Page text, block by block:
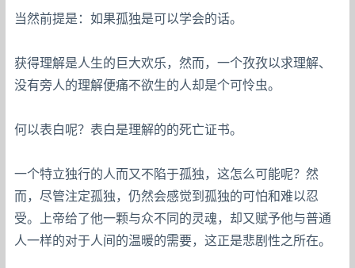
当然前提是：如果孤独是可以学会的话。
获得理解是人生的巨大欢乐，然而，一个孜孜以求理解、
没有旁人的理解便痛不欲生的人却是个可怜虫。
何以表白呢？表白是理解的的死亡证书。
一个特立独行的人而又不陷于孤独，这怎么可能呢？然
而，尽管注定孤独，仍然会感觉到孤独的可怕和难以忍
受。上帝给了他一颗与众不同的灵魂，却又赋予他与普通
人一样的对于人间的温暖的需要，这正是悲剧性之所在。